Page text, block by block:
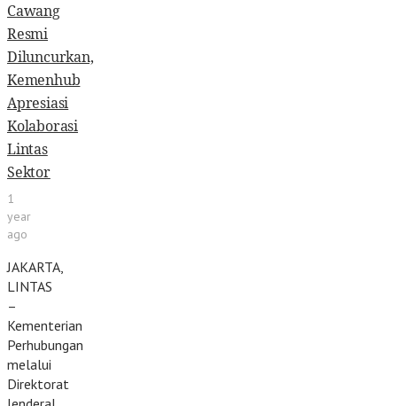
Cawang
Resmi
Diluncurkan,
Kemenhub
Apresiasi
Kolaborasi
Lintas
Sektor
1
year
ago
JAKARTA,
LINTAS
–
Kementerian
Perhubungan
melalui
Direktorat